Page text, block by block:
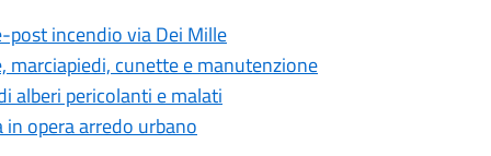
incendio via Dei Mille
cunette e manutenzione
alberi pericolanti e malati
opera arredo urbano